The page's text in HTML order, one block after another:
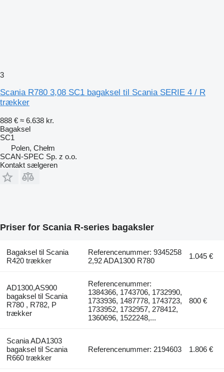
3
Scania R780 3,08 SC1 bagaksel til Scania SERIE 4 / R
trækker
888 € ≈ 6.638 kr.
Bagaksel
SC1
Polen, Chełm
SCAN-SPEC Sp. z o.o.
Kontakt sælgeren
Priser for Scania R-series bagaksler
Bagaksel til Scania
R420 trækker
Referencenummer: 9345258
2,92 ADA1300 R780
1.045 €
AD1300,AS900
bagaksel til Scania
R780 , R782, P
trækker
Referencenummer:
1384366, 1743706, 1732990,
1733936, 1487778, 1743723,
1733952, 1732957, 278412,
1360696, 1522248,...
800 €
Scania ADA1303
bagaksel til Scania
R660 trækker
Referencenummer: 2194603 1.806 €